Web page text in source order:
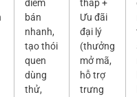
điểm
bán
nhanh,
tạo thói
quen
dùng
thử,
thấp +
Ưu đãi
đại lý
(thưởng
mở mã,
hỗ trợ
trưng